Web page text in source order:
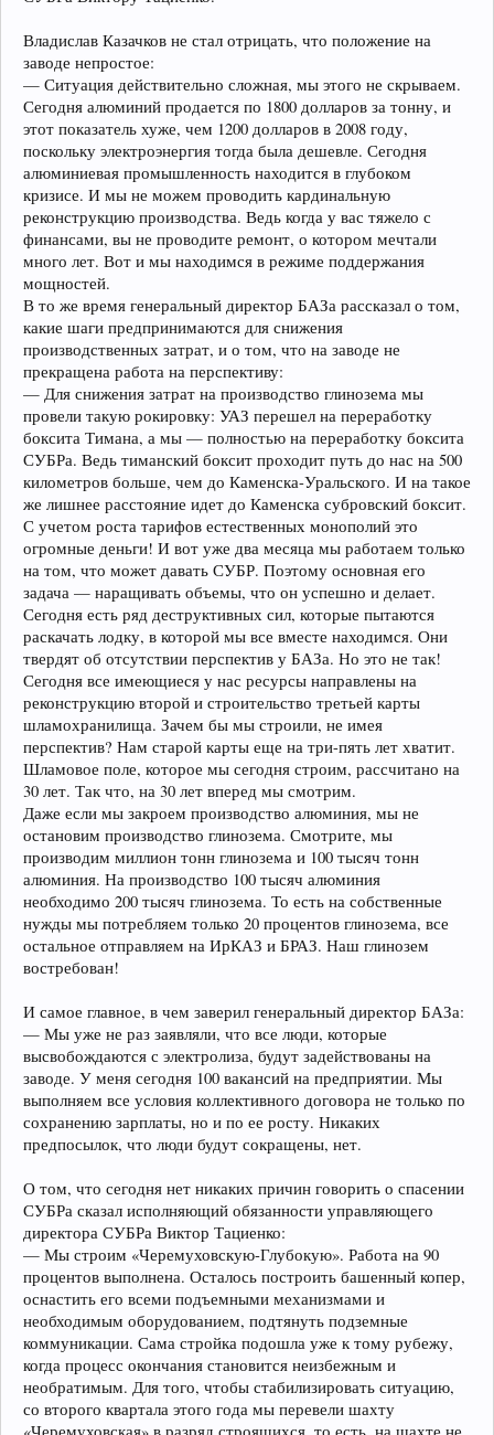
Владислав Казачков не стал отрицать, что положение на
заводе непростое:
— Ситуация действительно сложная, мы этого не скрываем.
Сегодня алюминий продается по 1800 долларов за тонну, и
этот показатель хуже, чем 1200 долларов в 2008 году,
поскольку электроэнергия тогда была дешевле. Сегодня
алюминиевая промышленность находится в глубоком
кризисе. И мы не можем проводить кардинальную
реконструкцию производства. Ведь когда у вас тяжело с
финансами, вы не проводите ремонт, о котором мечтали
много лет. Вот и мы находимся в режиме поддержания
мощностей.
В то же время генеральный директор БАЗа рассказал о том,
какие шаги предпринимаются для снижения
производственных затрат, и о том, что на заводе не
прекращена работа на перспективу:
— Для снижения затрат на производство глинозема мы
провели такую рокировку: УАЗ перешел на переработку
боксита Тимана, а мы — полностью на переработку боксита
СУБРа. Ведь тиманский боксит проходит путь до нас на 500
километров больше, чем до Каменска-Уральского. И на такое
же лишнее расстояние идет до Каменска субровский боксит.
С учетом роста тарифов естественных монополий это
огромные деньги! И вот уже два месяца мы работаем только
на том, что может давать СУБР. Поэтому основная его
задача — наращивать объемы, что он успешно и делает.
Сегодня есть ряд деструктивных сил, которые пытаются
раскачать лодку, в которой мы все вместе находимся. Они
твердят об отсутствии перспектив у БАЗа. Но это не так!
Сегодня все имеющиеся у нас ресурсы направлены на
реконструкцию второй и строительство третьей карты
шламохранилища. Зачем бы мы строили, не имея
перспектив? Нам старой карты еще на три-пять лет хватит.
Шламовое поле, которое мы сегодня строим, рассчитано на
30 лет. Так что, на 30 лет вперед мы смотрим.
Даже если мы закроем производство алюминия, мы не
остановим производство глинозема. Смотрите, мы
производим миллион тонн глинозема и 100 тысяч тонн
алюминия. На производство 100 тысяч алюминия
необходимо 200 тысяч глинозема. То есть на собственные
нужды мы потребляем только 20 процентов глинозема, все
остальное отправляем на ИрКАЗ и БРАЗ. Наш глинозем
востребован!
И самое главное, в чем заверил генеральный директор БАЗа:
— Мы уже не раз заявляли, что все люди, которые
высвобождаются с электролиза, будут задействованы на
заводе. У меня сегодня 100 вакансий на предприятии. Мы
выполняем все условия коллективного договора не только по
сохранению зарплаты, но и по ее росту. Никаких
предпосылок, что люди будут сокращены, нет.
О том, что сегодня нет никаких причин говорить о спасении
СУБРа сказал исполняющий обязанности управляющего
директора СУБРа Виктор Тациенко:
— Мы строим «Черемуховскую-Глубокую». Работа на 90
процентов выполнена. Осталось построить башенный копер,
оснастить его всеми подъемными механизмами и
необходимым оборудованием, подтянуть подземные
коммуникации. Сама стройка подошла уже к тому рубежу,
когда процесс окончания становится неизбежным и
необратимым. Для того, чтобы стабилизировать ситуацию,
со второго квартала этого года мы перевели шахту